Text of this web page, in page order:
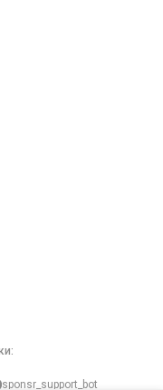
sponsr_support_bot